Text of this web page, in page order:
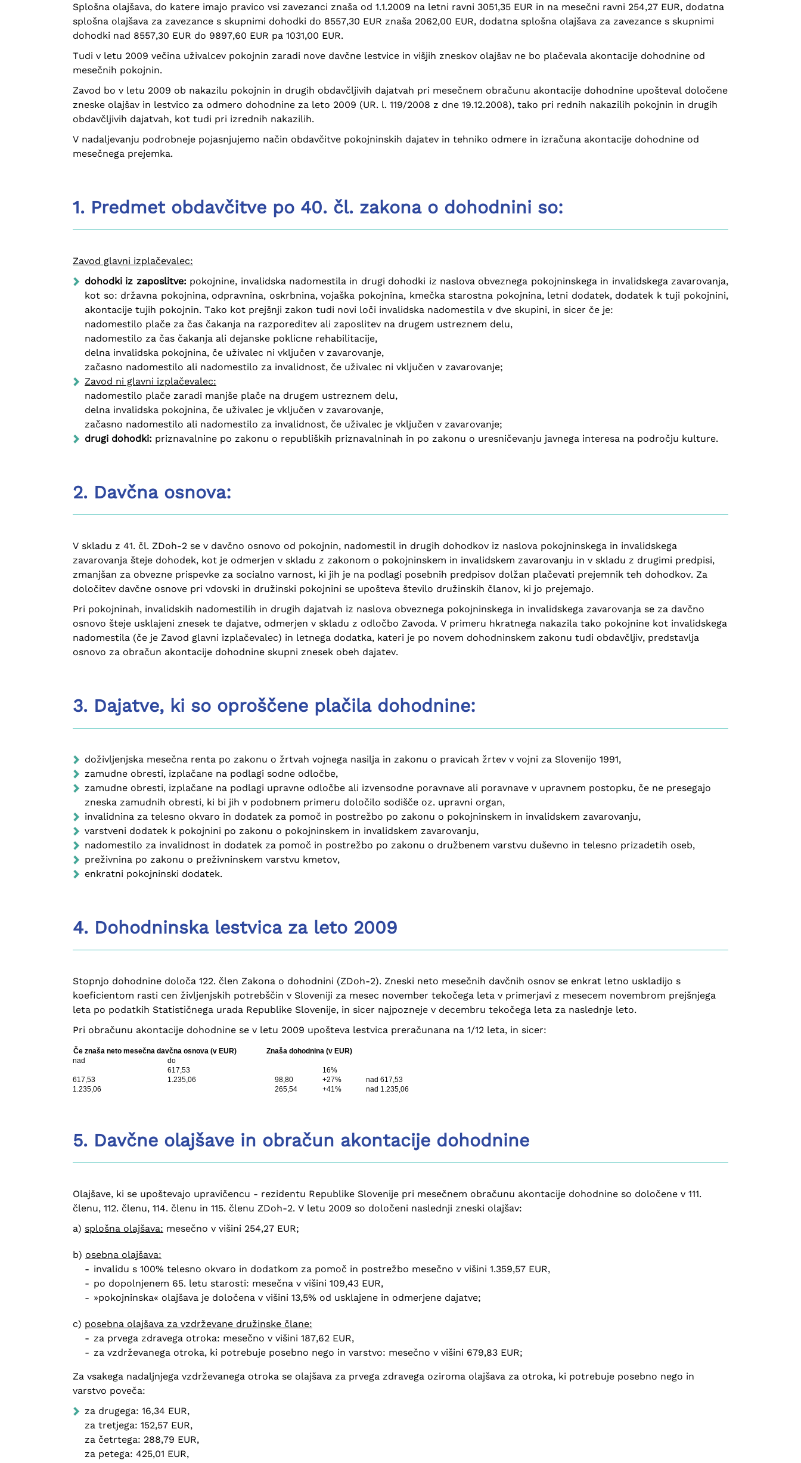
Splošna olajšava, do katere imajo pravico vsi zavezanci znaša od 1.1.2009 na letni ravni 3051,35 EUR in na mesečni ravni 254,27 EUR, dodatna
splošna olajšava za zavezance s skupnimi dohodki do 8557,30 EUR znaša 2062,00 EUR, dodatna splošna olajšava za zavezance s skupnimi
dohodki nad 8557,30 EUR do 9897,60 EUR pa 1031,00 EUR.
Tudi v letu 2009 večina uživalcev pokojnin zaradi nove davčne lestvice in višjih zneskov olajšav ne bo plačevala akontacije dohodnine od
mesečnih pokojnin.
Zavod bo v letu 2009 ob nakazilu pokojnin in drugih obdavčljivih dajatvah pri mesečnem obračunu akontacije dohodnine upošteval določene
zneske olajšav in lestvico za odmero dohodnine za leto 2009 (UR. l. 119/2008 z dne 19.12.2008), tako pri rednih nakazilih pokojnin in drugih
obdavčljivih dajatvah, kot tudi pri izrednih nakazilih.
V nadaljevanju podrobneje pojasnjujemo način obdavčitve pokojninskih dajatev in tehniko odmere in izračuna akontacije dohodnine od
mesečnega prejemka.
1. Predmet obdavčitve po 40. čl. zakona o dohodnini so:
Zavod glavni izplačevalec:
dohodki iz zaposlitve: pokojnine, invalidska nadomestila in drugi dohodki iz naslova obveznega pokojninskega in invalidskega zavarovanja,
kot so: državna pokojnina, odpravnina, oskrbnina, vojaška pokojnina, kmečka starostna pokojnina, letni dodatek, dodatek k tuji pokojnini,
akontacije tujih pokojnin. Tako kot prejšnji zakon tudi novi loči invalidska nadomestila v dve skupini, in sicer če je:
nadomestilo plače za čas čakanja na razporeditev ali zaposlitev na drugem ustreznem delu,
nadomestilo za čas čakanja ali dejanske poklicne rehabilitacije,
delna invalidska pokojnina, če uživalec ni vključen v zavarovanje,
začasno nadomestilo ali nadomestilo za invalidnost, če uživalec ni vključen v zavarovanje;
Zavod ni glavni izplačevalec:
nadomestilo plače zaradi manjše plače na drugem ustreznem delu,
delna invalidska pokojnina, če uživalec je vključen v zavarovanje,
začasno nadomestilo ali nadomestilo za invalidnost, če uživalec je vključen v zavarovanje;
drugi dohodki: priznavalnine po zakonu o republiških priznavalninah in po zakonu o uresničevanju javnega interesa na področju kulture.
2. Davčna osnova:
V skladu z 41. čl. ZDoh-2 se v davčno osnovo od pokojnin, nadomestil in drugih dohodkov iz naslova pokojninskega in invalidskega
zavarovanja šteje dohodek, kot je odmerjen v skladu z zakonom o pokojninskem in invalidskem zavarovanju in v skladu z drugimi predpisi,
zmanjšan za obvezne prispevke za socialno varnost, ki jih je na podlagi posebnih predpisov dolžan plačevati prejemnik teh dohodkov. Za
določitev davčne osnove pri vdovski in družinski pokojnini se upošteva število družinskih članov, ki jo prejemajo.
Pri pokojninah, invalidskih nadomestilih in drugih dajatvah iz naslova obveznega pokojninskega in invalidskega zavarovanja se za davčno
osnovo šteje usklajeni znesek te dajatve, odmerjen v skladu z odločbo Zavoda. V primeru hkratnega nakazila tako pokojnine kot invalidskega
nadomestila (če je Zavod glavni izplačevalec) in letnega dodatka, kateri je po novem dohodninskem zakonu tudi obdavčljiv, predstavlja
osnovo za obračun akontacije dohodnine skupni znesek obeh dajatev.
3. Dajatve, ki so oproščene plačila dohodnine:
doživljenjska mesečna renta po zakonu o žrtvah vojnega nasilja in zakonu o pravicah žrtev v vojni za Slovenijo 1991,
zamudne obresti, izplačane na podlagi sodne odločbe,
zamudne obresti, izplačane na podlagi upravne odločbe ali izvensodne poravnave ali poravnave v upravnem postopku, če ne presegajo
zneska zamudnih obresti, ki bi jih v podobnem primeru določilo sodišče oz. upravni organ,
invalidnina za telesno okvaro in dodatek za pomoč in postrežbo po zakonu o pokojninskem in invalidskem zavarovanju,
varstveni dodatek k pokojnini po zakonu o pokojninskem in invalidskem zavarovanju,
nadomestilo za invalidnost in dodatek za pomoč in postrežbo po zakonu o družbenem varstvu duševno in telesno prizadetih oseb,
preživnina po zakonu o preživninskem varstvu kmetov,
enkratni pokojninski dodatek.
4. Dohodninska lestvica za leto 2009
Stopnjo dohodnine določa 122. člen Zakona o dohodnini (ZDoh-2). Zneski neto mesečnih davčnih osnov se enkrat letno uskladijo s
koeficientom rasti cen življenjskih potrebščin v Sloveniji za mesec november tekočega leta v primerjavi z mesecem novembrom prejšnjega
leta po podatkih Statističnega urada Republike Slovenije, in sicer najpozneje v decembru tekočega leta za naslednje leto.
Pri obračunu akontacije dohodnine se v letu 2009 upošteva lestvica preračunana na 1/12 leta, in sicer:
Če znaša neto mesečna davčna osnova (v EUR)
Znaša dohodnina (v EUR)
nad
do
617,53
16%
617,53
1.235,06 98,80 +27%
nad 617,53
1.235,06
265,54 +41% nad 1.235,06
5. Davčne olajšave in obračun akontacije dohodnine
Olajšave, ki se upoštevajo upravičencu - rezidentu Republike Slovenije pri mesečnem obračunu akontacije dohodnine so določene v 111.
členu, 112. členu, 114. členu in 115. členu ZDoh-2. V letu 2009 so določeni naslednji zneski olajšav:
splošna olajšava: mesečno v višini 254,27 EUR;
osebna olajšava:
invalidu s 100% telesno okvaro in dodatkom za pomoč in postrežbo mesečno v višini 1.359,57 EUR,
po dopolnjenem 65. letu starosti: mesečna v višini 109,43 EUR,
»pokojninska« olajšava je določena v višini 13,5% od usklajene in odmerjene dajatve;
posebna olajšava za vzdrževane družinske člane:
za prvega zdravega otroka: mesečno v višini 187,62 EUR,
za vzdrževanega otroka, ki potrebuje posebno nego in varstvo: mesečno v višini 679,83 EUR;
Za vsakega nadaljnjega vzdrževanega otroka se olajšava za prvega zdravega oziroma olajšava za otroka, ki potrebuje posebno nego in
varstvo poveča:
za drugega: 16,34 EUR,
za tretjega: 152,57 EUR,
za četrtega: 288,79 EUR,
za petega: 425,01 EUR,